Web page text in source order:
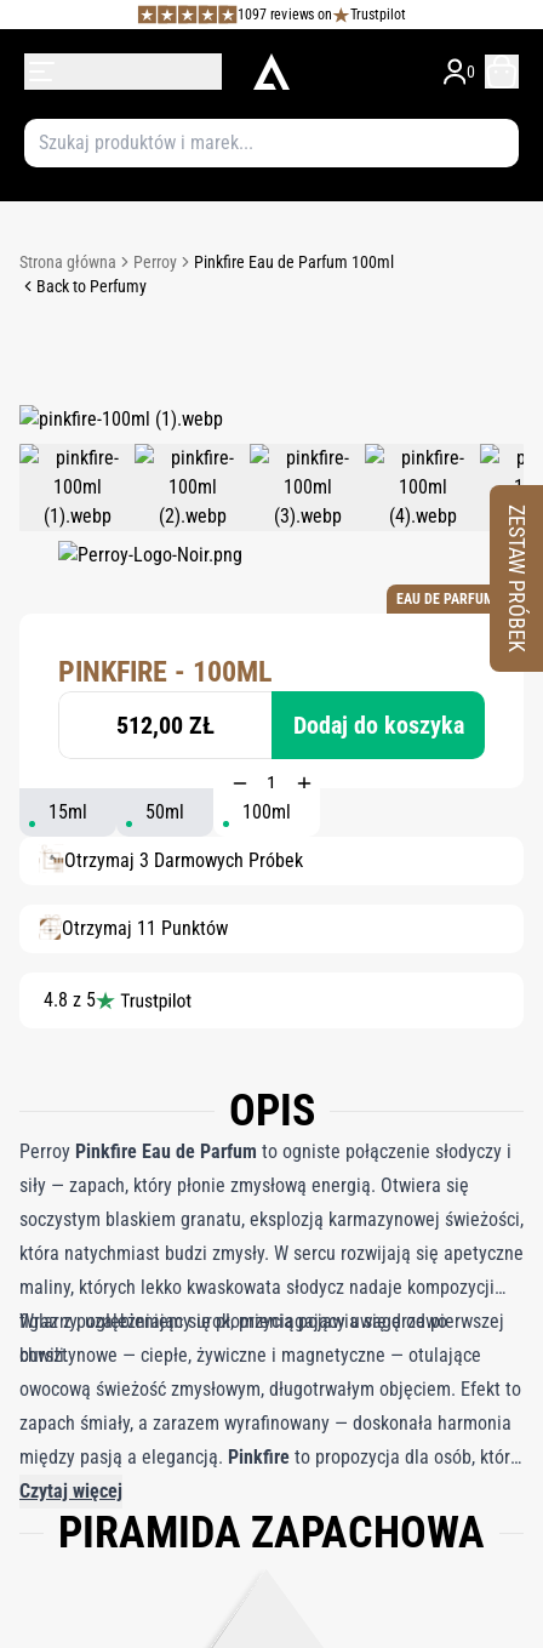
1097 reviews on Trustpilot
0
Strona główna Perroy
Pinkfire Eau de Parfum 100ml
Back to Perfumy
EAU DE PARFUM
PINKFIRE - 100ML
512,00 ZŁ Dodaj do koszyka
15ml 50ml 100ml
Otrzymaj 3 Darmowych Próbek
Otrzymaj 11 Punktów
4.8 z 5
OPIS
Perroy Pinkfire Eau de Parfum to ogniste połączenie słodyczy i
siły — zapach, który płonie zmysłową energią. Otwiera się
soczystym blaskiem granatu, eksplozją karmazynowej świeżości,
która natychmiast budzi zmysły. W sercu rozwijają się apetyczne
maliny, których lekko kwaskowata słodycz nadaje kompozycji
figlarny, uzależniający urok, przyciągający uwagę od pierwszej
chwili.
Wraz z pogłębieniem się płomienia pojawia się drzewo
bursztynowe — ciepłe, żywiczne i magnetyczne — otulające
owocową świeżość zmysłowym, długotrwałym objęciem. Efekt to
zapach śmiały, a zarazem wyrafinowany — doskonała harmonia
między pasją a elegancją. Pinkfire to propozycja dla osób, które
nie boją się wyróżniać — zapach promieniujący ciepłem,
pewnością siebie i nutą tajemniczego niebezpieczeństwa.
Czytaj więcej
PIRAMIDA ZAPACHOWA
ZESTAW PRÓBEK